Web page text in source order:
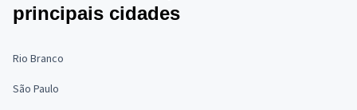
principais cidades
Rio Branco
São Paulo